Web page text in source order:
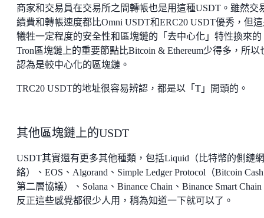
商家和交易員在交易所之間轉帳也是用這種USDT。雖然交
續費和轉帳速度都比Omni USDT和ERC20 USDT優秀，但
犧牲一定程度的安全性和區塊鏈的「去中心化」特性換來的
Tron區塊鏈上的重要節點比Bitcoin & Ethereum少得多，所以
認為是較中心化的區塊鏈。
TRC20 USDT的地址很容易辨認，都是以「T」開頭的。
其他區塊鏈上的USDT
USDT其實還有更多其他種類，包括Liquid（比特幣的側鏈網
絡）、EOS、Algorand、Simple Ledger Protocol（Bitcoin
第二層協議）、Solana、Binance Chain、Binance Smart
反正這些感覺都很少人用，稍為知道一下就可以了。